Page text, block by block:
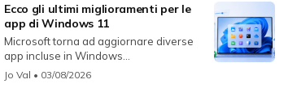
Ecco gli ultimi miglioramenti per le
app di Windows 11
Microsoft torna ad aggiornare diverse
app incluse in Windows...
Jo Val • 03/08/2026